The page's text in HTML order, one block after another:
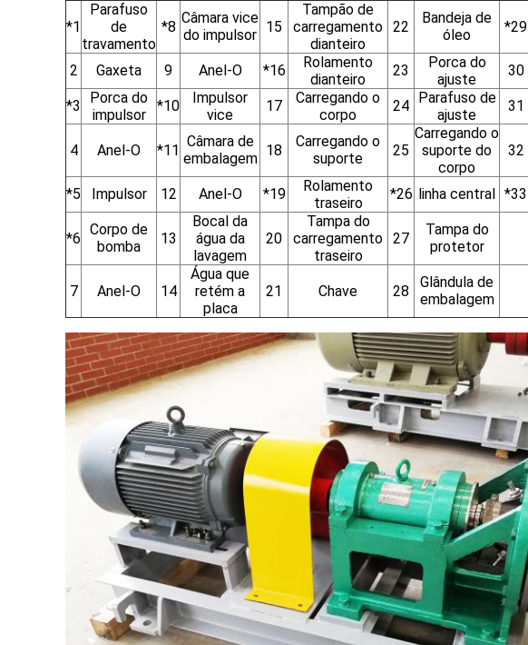
*1
Parafuso
de
travamento
*8
Câmara vice
do impulsor 15
Tampão de
carregamento
dianteiro
22
Bandeja de
óleo
*29
2 Gaxeta 9 Anel-O *16
Rolamento
dianteiro
23
Porca do
ajuste
30
*3
Porca do
impulsor
*10
Impulsor
vice
17
Carregando o
corpo
24 Parafuso de
ajuste
31
4 Anel-O *11
Câmara de
embalagem 18
Carregando o
suporte
25
Carregando o
suporte do
corpo
32
*5 Impulsor 12 Anel-O *19
Rolamento
traseiro
*26 linha central *33
*6
Corpo de
bomba
13
Bocal da
água da
lavagem
20
Tampa do
carregamento
traseiro
27
Tampa do
protetor
7 Anel-O 14
Água que
retém a
placa
21 Chave 28
Glândula de
embalagem